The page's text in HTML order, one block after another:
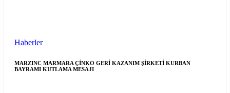
Haberler
MARZINC MARMARA ÇİNKO GERİ KAZANIM ŞİRKETİ KURBAN
BAYRAMI KUTLAMA MESAJI